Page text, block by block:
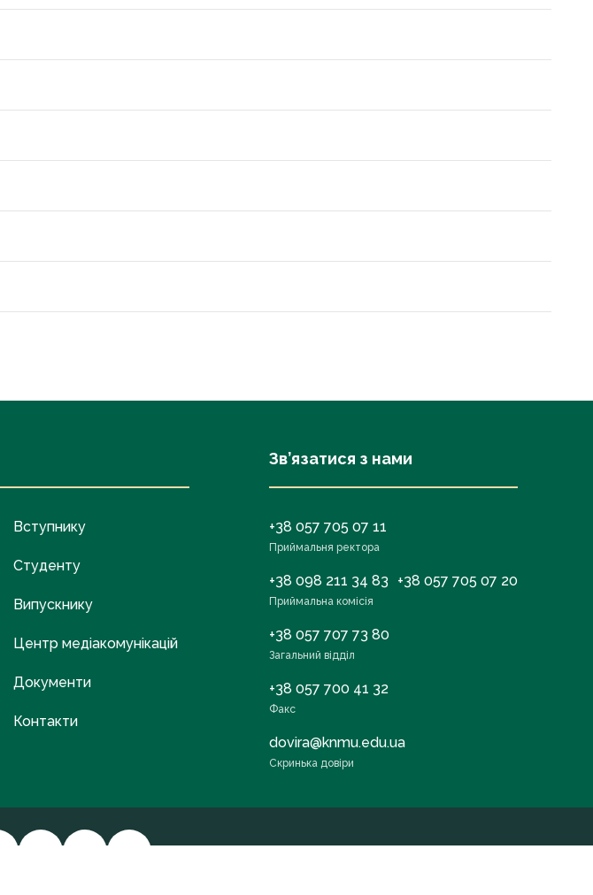
Вступнику
Студенту
Випускнику
Центр медіакомунікацій
Документи
Контакти
Зв’язатися з нами
+38 057 705 07 11
Приймальня ректора
+38 098 211 34 83 +38 057 705 07 20
Приймальна комісія
+38 057 707 73 80
Загальний відділ
+38 057 700 41 32
Факс
dovira@knmu.edu.ua
Скринька довіри